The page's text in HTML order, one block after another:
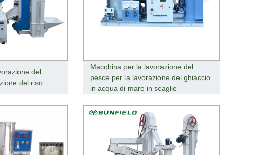
del
del riso
Macchina per la lavorazione del
pesce per la lavorazione del ghiaccio
in acqua di mare in scaglie